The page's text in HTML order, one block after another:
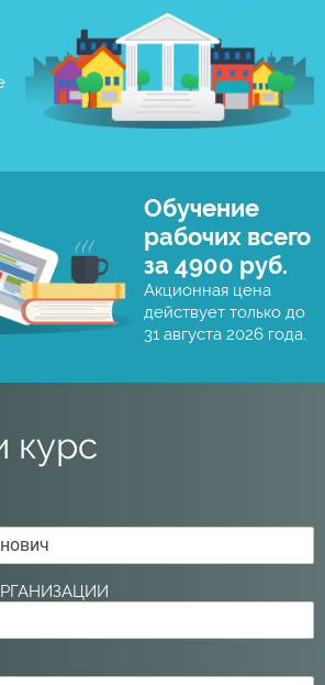
Обучение
рабочих всего
за 4900 руб.
Акционная цена
действует только до
31 августа 2026 года.
курс